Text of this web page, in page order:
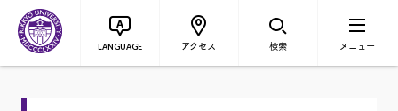
LANGUAGE アクセス 検索 メニュー